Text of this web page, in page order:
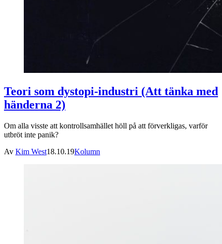
Teori som dystopi-industri (Att tänka med
händerna 2)
Om alla visste att kontrollsamhället höll på att förverkligas, varför
utbröt inte panik?
Av Kim West18.10.19Kolumn